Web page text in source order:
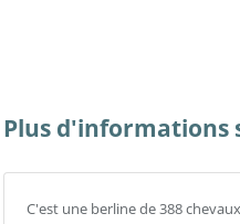
Plus d'informations
C'est une berline de 388